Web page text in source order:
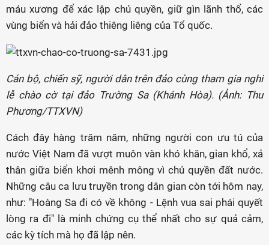
máu xương để xác lập chủ quyền, giữ gìn lãnh thổ, các
vùng biển và hải đảo thiêng liêng của Tổ quốc.
Cán bộ, chiến sỹ, người dân trên đảo cùng tham gia nghi
lễ chào cờ tại đảo Trường Sa (Khánh Hòa). (Ảnh: Thu
Phương/TTXVN)
Cách đây hàng trăm năm, những người con ưu tú của
nước Việt Nam đã vượt muôn vàn khó khăn, gian khổ, xả
thân giữa biển khơi mênh mông vì chủ quyền đất nước.
Những câu ca lưu truyền trong dân gian còn tới hôm nay,
như: "Hoàng Sa đi có về không - Lệnh vua sai phái quyết
lòng ra đi" là minh chứng cụ thể nhất cho sự quả cảm,
các kỳ tích mà họ đã lập nên.